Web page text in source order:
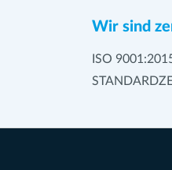
Wir sind
ISO